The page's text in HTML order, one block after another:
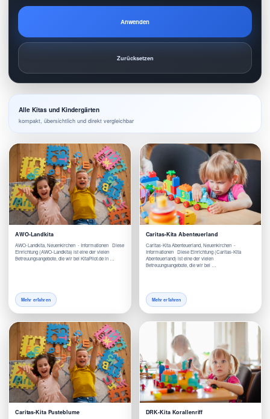
Anwenden
Zurücksetzen
Alle Kitas und Kindergärten
kompakt, übersichtlich und direkt vergleichbar
AWO-Landkita
AWO-Landkita, Neuenkirchen - Informationen Diese
Einrichtung (AWO-Landkita) ist eine der vielen
Betreuungsangebote, die wir bei KitaPilot.de in …
Mehr erfahren
Caritas-Kita Abenteuerland
Caritas-Kita Abenteuerland, Neuenkirchen -
Informationen Diese Einrichtung (Caritas-Kita
Abenteuerland) ist eine der vielen
Betreuungsangebote, die wir bei …
Mehr erfahren
Caritas-Kita Pusteblume DRK-Kita Korallenriff